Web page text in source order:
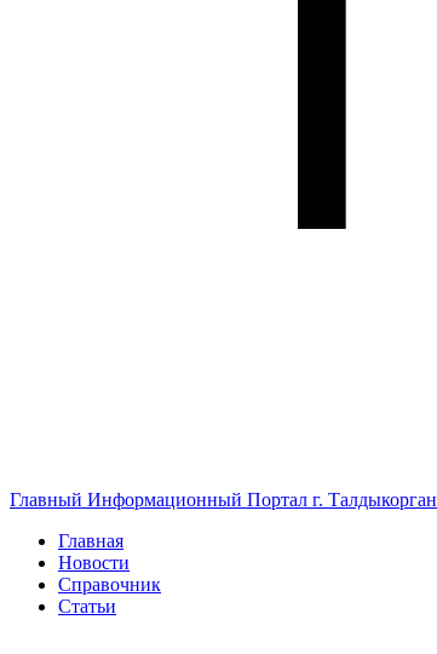
Главный Информационный Портал г. Талдыкорган
Главная
Новости
Справочник
Статьи